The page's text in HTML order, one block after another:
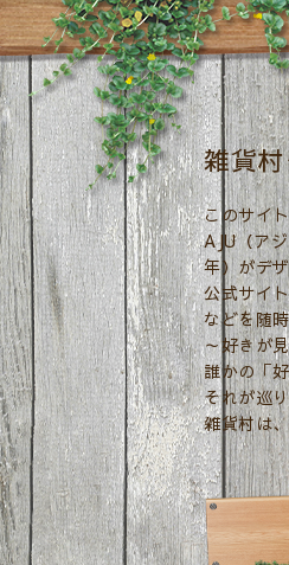
雑貨
このサイ
AJU（ア
年）がデ
公式サイ
などを随
～好きが
誰かの「
それが巡
雑貨村は